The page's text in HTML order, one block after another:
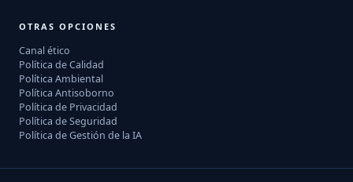
OTRAS OPCIONES
Canal ético
Política de Calidad
Política Ambiental
Política Antisoborno
Política de Privacidad
Política de Seguridad
Política de Gestión de la IA